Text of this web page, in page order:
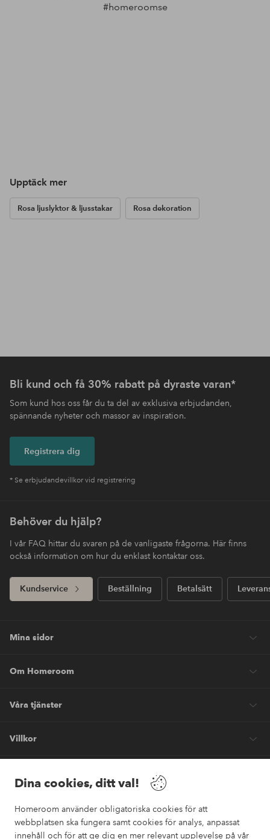
Dina cookies, ditt val!
Homeroom använder obligatoriska cookies för att
webbplatsen ska fungera samt cookies för analys, anpassat
innehåll och för att ge dig en mer relevant upplevelse på vår
#homeroomse
Upptäck mer
Rosa ljuslyktor & ljusstakar Rosa dekoration
Bli kund och få 30% rabatt på dyraste varan*
Som kund hos oss får du ta del av exklusiva erbjudanden,
spännande nyheter och massor av inspiration.
Registrera dig
* Se erbjudandevillkor vid registrering
Behöver du hjälp?
I vår FAQ hittar du svaren på de vanligaste frågorna. Här finns
också information om hur du enklast kontaktar oss.
Kundservice Beställning Betalsätt
Mina sidor
Om Homeroom
Våra tjänster
Villkor